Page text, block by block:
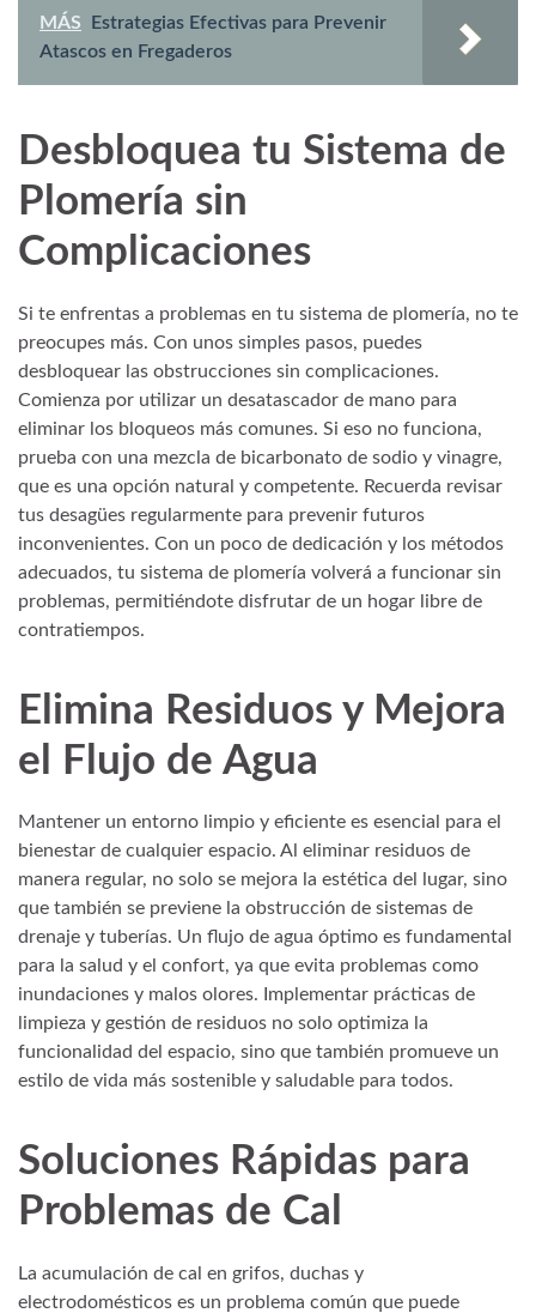
MÁS
Estrategias Efectivas para Prevenir
Atascos en Fregaderos
Desbloquea tu Sistema de
Plomería sin
Complicaciones
Si te enfrentas a problemas en tu sistema de plomería, no te
preocupes más. Con unos simples pasos, puedes
desbloquear las obstrucciones sin complicaciones.
Comienza por utilizar un desatascador de mano para
eliminar los bloqueos más comunes. Si eso no funciona,
prueba con una mezcla de bicarbonato de sodio y vinagre,
que es una opción natural y competente. Recuerda revisar
tus desagües regularmente para prevenir futuros
inconvenientes. Con un poco de dedicación y los métodos
adecuados, tu sistema de plomería volverá a funcionar sin
problemas, permitiéndote disfrutar de un hogar libre de
contratiempos.
Elimina Residuos y Mejora
el Flujo de Agua
Mantener un entorno limpio y eficiente es esencial para el
bienestar de cualquier espacio. Al eliminar residuos de
manera regular, no solo se mejora la estética del lugar, sino
que también se previene la obstrucción de sistemas de
drenaje y tuberías. Un flujo de agua óptimo es fundamental
para la salud y el confort, ya que evita problemas como
inundaciones y malos olores. Implementar prácticas de
limpieza y gestión de residuos no solo optimiza la
funcionalidad del espacio, sino que también promueve un
estilo de vida más sostenible y saludable para todos.
Soluciones Rápidas para
Problemas de Cal
La acumulación de cal en grifos, duchas y
electrodomésticos es un problema común que puede